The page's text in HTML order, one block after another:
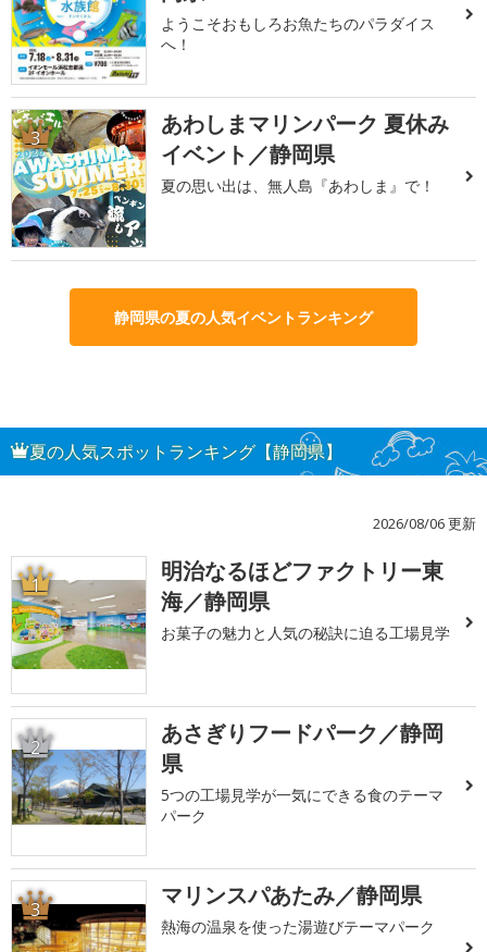
ようこそおもしろお魚たちのパラダイス
へ！
3
あわしまマリンパーク 夏休み
イベント／静岡県
夏の思い出は、無人島『あわしま』で！
静岡県の夏の人気イベントランキング
夏の人気スポットランキング【静岡県】
2026/08/06 更新
1
明治なるほどファクトリー東
海／静岡県
お菓子の魅力と人気の秘訣に迫る工場見学
2
あさぎりフードパーク／静岡
県
5つの工場見学が一気にできる食のテーマ
パーク
3 マリンスパあたみ／静岡県
熱海の温泉を使った湯遊びテーマパーク